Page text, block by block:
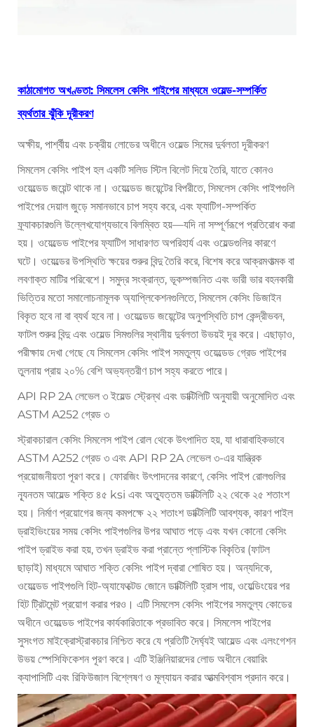
কাঠামোগত অখণ্ডতা: সিমলেস কেসিং পাইপের মাধ্যমে ওয়েল্ড-সম্পর্কিত
ব্যর্থতার ঝুঁকি দূরীকরণ
অক্ষীয়, পার্শ্বীয় এবং চক্রীয় লোডের অধীনে ওয়েল্ড সিমের দুর্বলতা দূরীকরণ
সিমলেস কেসিং পাইপ হল একটি সলিড স্টিল বিলেট দিয়ে তৈরি, যাতে কোনও
ওয়েল্ডেড জয়েন্ট থাকে না। ওয়েল্ডেড জয়েন্টের বিপরীতে, সিমলেস কেসিং পাইপগুলি
পাইপের দেয়াল জুড়ে সমানভাবে চাপ সহ্য করে, এবং ফ্যাটিগ-সম্পর্কিত
ফ্র্যাকচারগুলি উল্লেখযোগ্যভাবে বিলম্বিত হয়—যদি না সম্পূর্ণরূপে প্রতিরোধ করা
হয়। ওয়েল্ডেড পাইপের ফ্যাটিগ সাধারণত অপরিহার্য এবং ওয়েল্ডগুলির কারণে
ঘটে। ওয়েল্ডের উপস্থিতি ক্ষয়ের শুরুর বিন্দু তৈরি করে, বিশেষ করে আক্রমণাত্মক বা
লবণাক্ত মাটির পরিবেশে। সমুদ্র সংক্রান্ত, ভূকম্পজনিত এবং ভারী ভার বহনকারী
ভিত্তির মতো সমালোচনামূলক অ্যাপ্লিকেশনগুলিতে, সিমলেস কেসিং ডিজাইন
বিকৃত হবে না বা ব্যর্থ হবে না। ওয়েল্ডেড জয়েন্টের অনুপস্থিতি চাপ কেন্দ্রীভবন,
ফাটল শুরুর বিন্দু এবং ওয়েল্ড সিমগুলির স্থানীয় দুর্বলতা উভয়ই দূর করে। এছাড়াও,
পরীক্ষায় দেখা গেছে যে সিমলেস কেসিং পাইপ সমতুল্য ওয়েল্ডেড গ্রেড পাইপের
তুলনায় প্রায় ২০% বেশি অভ্যন্তরীণ চাপ সহ্য করতে পারে।
API RP 2A লেভেল ৩ ইয়েল্ড স্ট্রেন্থ এবং ডাক্টিলিটি অনুযায়ী অনুমোদিত এবং
ASTM A252 গ্রেড ৩
স্ট্রাকচারাল কেসিং সিমলেস পাইপ রোল থেকে উৎপাদিত হয়, যা ধারাবাহিকভাবে
ASTM A252 গ্রেড ৩ এবং API RP 2A লেভেল ৩-এর যান্ত্রিক
প্রয়োজনীয়তা পূরণ করে। ফোরজিং উৎপাদনের কারণে, কেসিং পাইপ রোলগুলির
ন্যূনতম আয়েল্ড শক্তি ৪৫ ksi এবং অত্যুত্তম ডাক্টিলিটি ২২ থেকে ২৫ শতাংশ
হয়। নির্মাণ প্রয়োগের জন্য কমপক্ষে ২২ শতাংশ ডাক্টিলিটি আবশ্যক, কারণ পাইল
ড্রাইভিংয়ের সময় কেসিং পাইপগুলির উপর আঘাত পড়ে এবং যখন কোনো কেসিং
পাইপ ড্রাইভ করা হয়, তখন ড্রাইভ করা প্রান্তে প্লাস্টিক বিকৃতির (ফাটল
ছাড়াই) মাধ্যমে আঘাত শক্তি কেসিং পাইপ দ্বারা শোষিত হয়। অন্যদিকে,
ওয়েল্ডেড পাইপগুলি হিট-অ্যাফেক্টেড জোনে ডাক্টিলিটি হ্রাস পায়, ওয়েল্ডিংয়ের পর
হিট ট্রিটমেন্ট প্রয়োগ করার পরও। এটি সিমলেস কেসিং পাইপের সমতুল্য কোডের
অধীনে ওয়েল্ডেড পাইপের কার্যকারিতাকে প্রভাবিত করে। সিমলেস পাইপের
সুসংগত মাইক্রোস্ট্রাকচার নিশ্চিত করে যে প্রতিটি দৈর্ঘ্যই আয়েল্ড এবং এলংগেশন
উভয় স্পেসিফিকেশন পূরণ করে। এটি ইঞ্জিনিয়ারদের লোড অধীনে বেয়ারিং
ক্যাপাসিটি এবং রিফিউজাল বিশ্লেষণ ও মূল্যায়ন করার আত্মবিশ্বাস প্রদান করে।